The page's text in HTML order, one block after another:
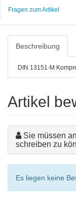
Fragen zum Artikel
Beschreibung
DIN 13151-M
Artikel
Sie müssen
schreiben zu
Es liegen keine